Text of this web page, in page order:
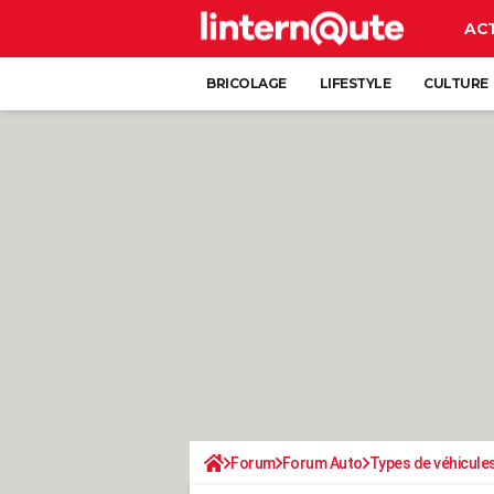
BRICOLAGE LIFESTYLE CULTURE
Forum Forum Auto Types de